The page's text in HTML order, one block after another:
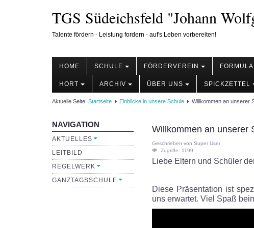
TGS Südeichsfeld "Johann
Talente fördern - Leistung fordern - auf's Leben vorbereiten!
HOME SCHULE FÖRDERVEREIN
HORT ARCHIV ÜBER UNS SPICKZETTEL
Aktuelle Seite: Startseite Einblicke in unsere Schule Willkommen an unserer
NAVIGATION
AKTUELLES
LEITBILD
REGELWERK
GANZTAGSSCHULE
Willkommen an unserer
Geschrieben von Super User
Zugriffe: 1199
Liebe Eltern und Schüler
Diese Präsentation ist
uns erwartet. Viel Spaß